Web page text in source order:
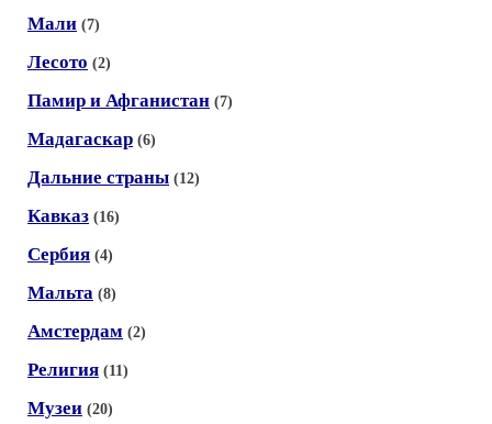
Мали (7)
Лесото (2)
Памир и Афганистан (7)
Мадагаскар (6)
Дальние страны (12)
Кавказ (16)
Сербия (4)
Мальта (8)
Амстердам (2)
Религия (11)
Музеи (20)